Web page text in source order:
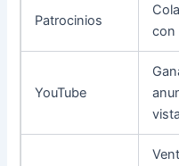
Patrocinios
con
YouTube